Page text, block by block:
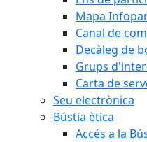
Mapa
Canal de
Decàleg de
Grups
Carta de
Seu electrònica
Bústia ètica
Accés a la